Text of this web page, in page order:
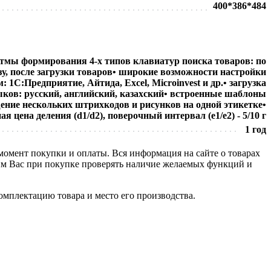
400*386*484
формирования 4-х типов клавиатур поиска товаров: по
после загрузки товаров• широкие возможности настройки
1С:Предприятие, Айтида, Excel, Microinvest и др.• загрузка
русский, английский, казахский• встроенные шаблоны
нескольких штрихкодов и рисунков на одной этикетке•
цена деления (d1/d2), поверочный интервал (е1/е2) - 5/10 г
1 год
покупки и оплаты. Вся информация на сайте о товарах
Вас при покупке проверять наличие желаемых функций и
товара и место его производства.